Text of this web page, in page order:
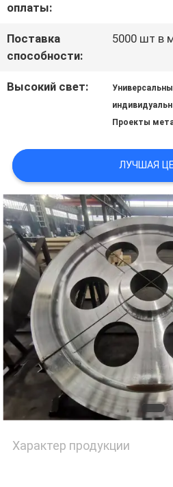
КАРТА
САЙТА
оплаты:
Поставка
способности:
5000 шт в
Высокий свет:
Проекты
ЛУЧШАЯ
Характер продукции